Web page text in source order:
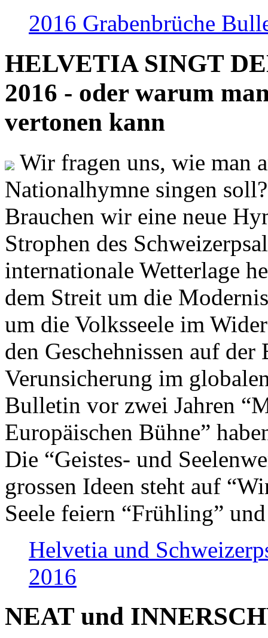
2016 Grabenbrüche
HELVETIA SINGT
2016 - oder warum
vertonen kann
Wir fragen uns, wie man
Nationalhymne singen
Brauchen wir eine neue
Strophen des
internationale Wetterlage
dem Streit um die
um die Volksseele im
den Geschehnissen auf
Verunsicherung im
Bulletin vor zwei Jahren
Europäischen Bühne”
Die “Geistes- und
grossen Ideen steht auf
Seele feiern “Frühling”
Helvetia und
2016
NEAT und